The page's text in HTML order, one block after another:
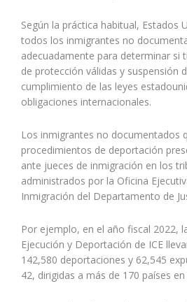
Según la práctica habitual, Estados
todos los inmigrantes no
adecuadamente para determinar si
de protección válidas y suspensión
cumplimiento de las leyes
obligaciones internacionales.
Los inmigrantes no documentados
procedimientos de deportación
ante jueces de inmigración en los
administrados por la Oficina
Inmigración del Departamento de
Por ejemplo, en el año fiscal 2022,
Ejecución y Deportación de ICE
142,580 deportaciones y 62,545
42, dirigidas a más de 170 países